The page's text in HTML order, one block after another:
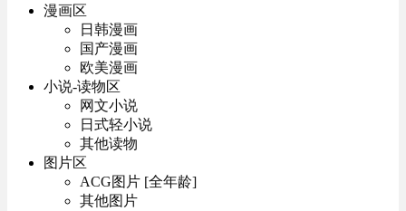
漫画区
日韩漫画
国产漫画
欧美漫画
小说-读物区
网文小说
日式轻小说
其他读物
图片区
ACG图片 [全年龄]
其他图片